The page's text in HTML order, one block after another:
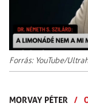
Forrás: YouTube/
MORVAY PÉTER /